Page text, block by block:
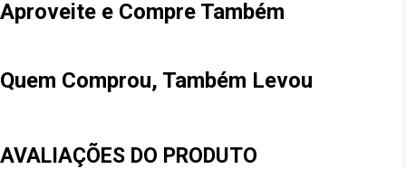
Aproveite e Compre Também
Quem Comprou, Também Levou
AVALIAÇÕES DO PRODUTO